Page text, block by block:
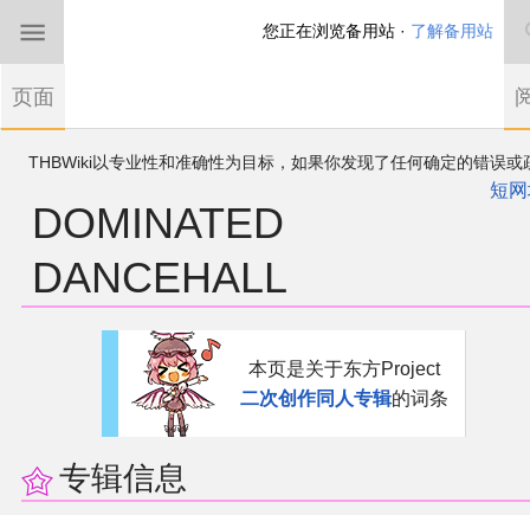
THBWiki以专业性和准确性为目标，如果你发现了任何确定的错误或
如果您是第一次来到这里，请点击右上角注册一
帐户
有任何意见、建议、求助、反馈都可以在
短
DOMINATED
DANCEHALL
本页是关于东方Project
二次创作同人专辑的词条
专辑信息
您正在浏览备用站 · 了解备用站
页面
首页
东方Project
东方同人规约
近期新闻
沙盒（建议使用）
加入我们